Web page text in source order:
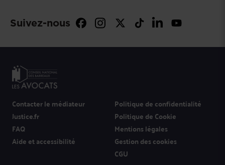
Suivez-nous
Contacter le médiateur
Justice.fr
FAQ
Aide et accessibilité
Politique de confidentialité
Politique de Cookie
Mentions légales
Gestion des cookies
CGU